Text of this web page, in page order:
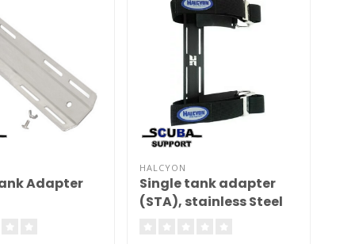
Adapter
HALCYON
Single tank adapter
(STA), stainless Steel